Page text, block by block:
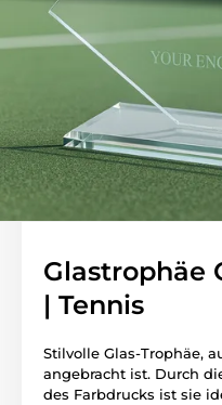
Glastrophäe
| Tennis
Stilvolle Glas-Trophäe,
angebracht ist. Durch
des Farbdrucks ist sie